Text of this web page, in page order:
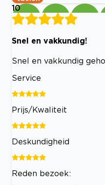
10
Snel en vakkundig!
Snel en vakkundig
Service
Prijs/Kwaliteit
Deskundigheid
Reden bezoek: